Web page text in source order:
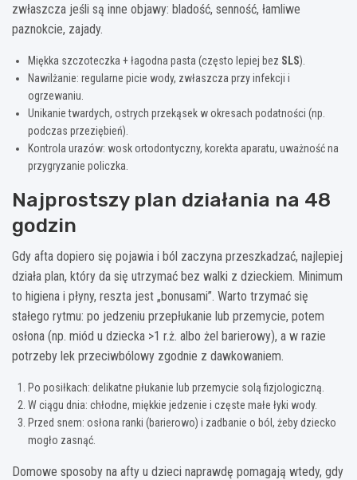
zwłaszcza jeśli są inne objawy: bladość, senność, łamliwe
paznokcie, zajady.
Miękka szczoteczka + łagodna pasta (często lepiej bez SLS).
Nawilżanie: regularne picie wody, zwłaszcza przy infekcji i
ogrzewaniu.
Unikanie twardych, ostrych przekąsek w okresach podatności (np.
podczas przeziębień).
Kontrola urazów: wosk ortodontyczny, korekta aparatu, uważność na
przygryzanie policzka.
Najprostszy plan działania na 48
godzin
Gdy afta dopiero się pojawia i ból zaczyna przeszkadzać, najlepiej
działa plan, który da się utrzymać bez walki z dzieckiem. Minimum
to higiena i płyny, reszta jest „bonusami”. Warto trzymać się
stałego rytmu: po jedzeniu przepłukanie lub przemycie, potem
osłona (np. miód u dziecka >1 r.ż. albo żel barierowy), a w razie
potrzeby lek przeciwbólowy zgodnie z dawkowaniem.
Po posiłkach: delikatne płukanie lub przemycie solą fizjologiczną.
W ciągu dnia: chłodne, miękkie jedzenie i częste małe łyki wody.
Przed snem: osłona ranki (barierowo) i zadbanie o ból, żeby dziecko
mogło zasnąć.
Domowe sposoby na afty u dzieci naprawdę pomagają wtedy, gdy